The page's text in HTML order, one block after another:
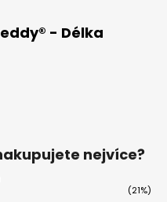
- Délka
nejvíce?
(21%)